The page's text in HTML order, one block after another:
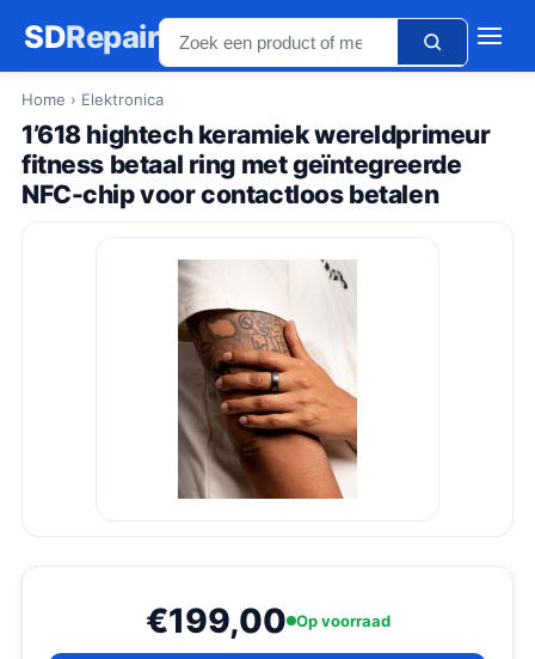
SDRepair
Home › Elektronica
1’618 hightech keramiek wereldprimeur
fitness betaal ring met geïntegreerde
NFC-chip voor contactloos betalen
€199,00 Op voorraad